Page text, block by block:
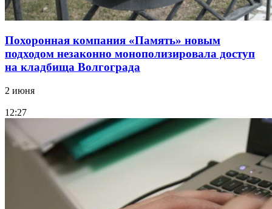
Похоронная компания «Память» новым
подходом незаконно монополизировала доступ
на кладбища Волгограда
2 июня
12:27